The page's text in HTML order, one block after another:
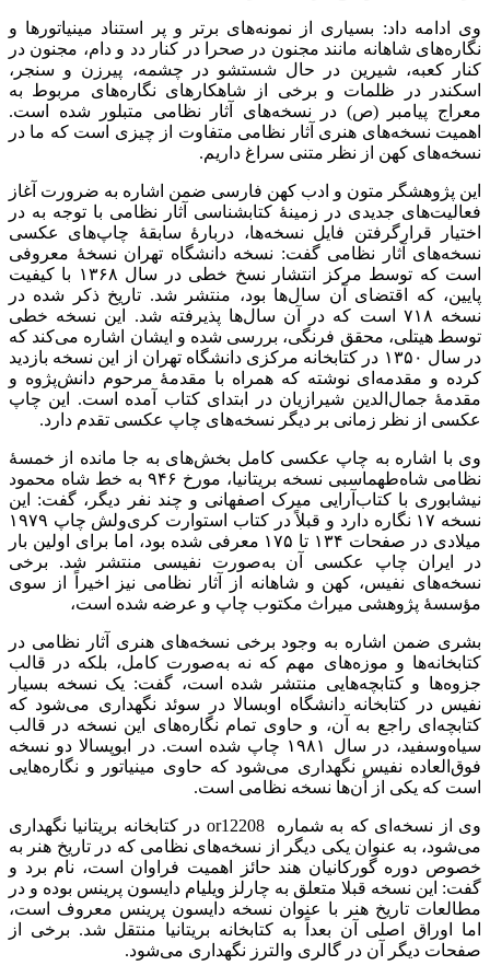
وی ادامه داد: بسیاری از نمونه‌های برتر و پر استناد مینیاتورها و
نگاره‌های شاهانه مانند مجنون در صحرا در کنار دد و دام، مجنون در
کنار کعبه، شیرین در حال شستشو در چشمه، پیرزن و سنجر،
اسکندر در ظلمات و برخی از شاهکارهای نگاره‌های مربوط به
معراج پیامبر (ص) در نسخه‌های آثار نظامی متبلور شده است.
اهمیت نسخه‌های هنری آثار نظامی متفاوت از چیزی است که ما در
نسخه‌های کهن از نظر متنی سراغ داریم.
این پژوهشگر متون و ادب کهن فارسی ضمن اشاره به ضرورت آغاز
فعالیت‌های جدیدی در زمینۀ کتابشناسی آثار نظامی با توجه به در
اختیار قرارگرفتن فایل نسخه‌ها، دربارۀ سابقۀ چاپ‌های عکسی
نسخه‌های آثار نظامی گفت: نسخه دانشگاه تهران نسخۀ معروفی
است که توسط مرکز انتشار نسخ خطی در سال ۱۳۶۸ با کیفیت
پایین، که اقتضای آن سال‌ها بود، منتشر شد. تاریخ ذکر شده در
نسخه ۷۱۸ است که در آن سال‌ها پذیرفته شد. این نسخه خطی
توسط هیتلی، محقق فرنگی، بررسی شده و ایشان اشاره می‌کند که
در سال ۱۳۵۰ در کتابخانه مرکزی دانشگاه تهران از این نسخه بازدید
کرده و مقدمه‌ای نوشته که همراه با مقدمۀ مرحوم دانش‌پژوه و
مقدمۀ جمال‌الدین شیرازیان در ابتدای کتاب آمده است. این چاپ
عکسی از نظر زمانی بر دیگر نسخه‌های چاپ عکسی تقدم دارد.
وی با اشاره به چاپ عکسی کامل بخش‌های به جا مانده از خمسۀ
نظامی شاه‌طهماسبی نسخه بریتانیا، مورخ ۹۴۶ به خط شاه محمود
نیشابوری با کتاب‌آرایی میرک اصفهانی و چند نفر دیگر، گفت: این
نسخه ۱۷ نگاره دارد و قبلاً در کتاب استوارت کری‌ولش چاپ ۱۹۷۹
میلادی در صفحات ۱۳۴ تا ۱۷۵ معرفی شده بود، اما برای اولین بار
در ایران چاپ عکسی آن به‌صورت نفیسی منتشر شد. برخی
نسخه‌های نفیس، کهن و شاهانه از آثار نظامی نیز اخیراً از سوی
مؤسسۀ پژوهشی میراث مکتوب چاپ و عرضه شده است،
بشری ضمن اشاره به وجود برخی نسخه‌های هنری آثار نظامی در
کتابخانه‌ها و موزه‌های مهم که نه به‌صورت کامل، بلکه در قالب
جزوه‌ها و کتابچه‌هایی منتشر شده است، گفت: یک نسخه بسیار
نفیس در کتابخانه دانشگاه اوبسالا در سوئد نگهداری می‌شود که
کتابچه‌ای راجع به آن، و حاوی تمام نگاره‌های این نسخه در قالب
سیاه‌وسفید، در سال ۱۹۸۱ چاپ شده است. در ابوپسالا دو نسخه
فوق‌العاده نفیس نگهداری می‌شود که حاوی مینیاتور و نگاره‌هایی
است که یکی از آن‌ها نسخه نظامی است.
وی از نسخه‌ای که به شماره or12208 در کتابخانه بریتانیا نگهداری
می‌شود، به عنوان یکی دیگر از نسخه‌های نظامی که در تاریخ هنر به
خصوص دوره گورکانیان هند حائز اهمیت فراوان است، نام برد و
گفت: این نسخه قبلا متعلق به چارلز ویلیام دایسون پرینس بوده و در
مطالعات تاریخ هنر با عنوان نسخه دایسون پرینس معروف است،
اما اوراق اصلی آن بعداً به کتابخانه بریتانیا منتقل شد. برخی از
صفحات دیگر آن در گالری والترز نگهداری می‌شود.